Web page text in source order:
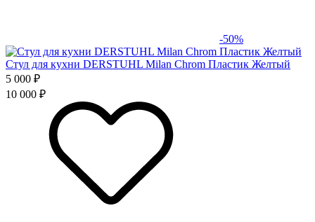
-50%
Стул для кухни DERSTUHL Milan Chrom Пластик Желтый
5 000 ₽
10 000 ₽